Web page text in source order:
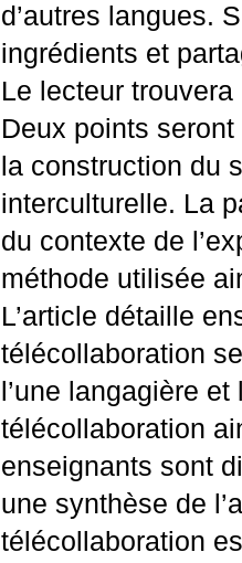
d’autres langues.
ingrédients et
Le lecteur trouvera
Deux points
la construction du
interculturelle. La
du contexte de
méthode utilisée
L’article détaille
télécollaboration
l’une langagière
télécollaboration
enseignants sont
une synthèse de
télécollaboration